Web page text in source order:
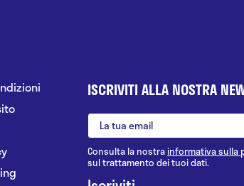
ISCRIVITI ALLA NOSTRA
Consulta la nostrainformativa sulla
sul trattamento dei tuoi dati.